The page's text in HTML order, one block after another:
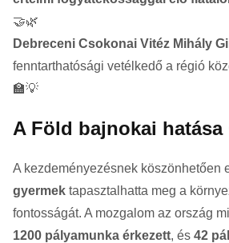
🤝🌿
Debreceni Csokonai Vitéz Mihály
fenntarthatósági vetélkedő a régió
🏫💡
A Föld bajnokai hatása
A kezdeményezésnek köszönhetően
gyermek tapasztalhatta meg a
fontosságát. A mozgalom az ország
1200 pályamunka érkezett, és 42